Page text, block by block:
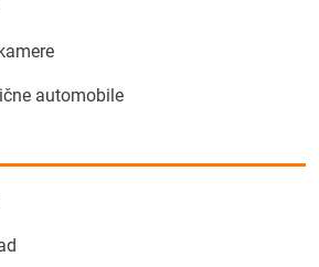
automobile